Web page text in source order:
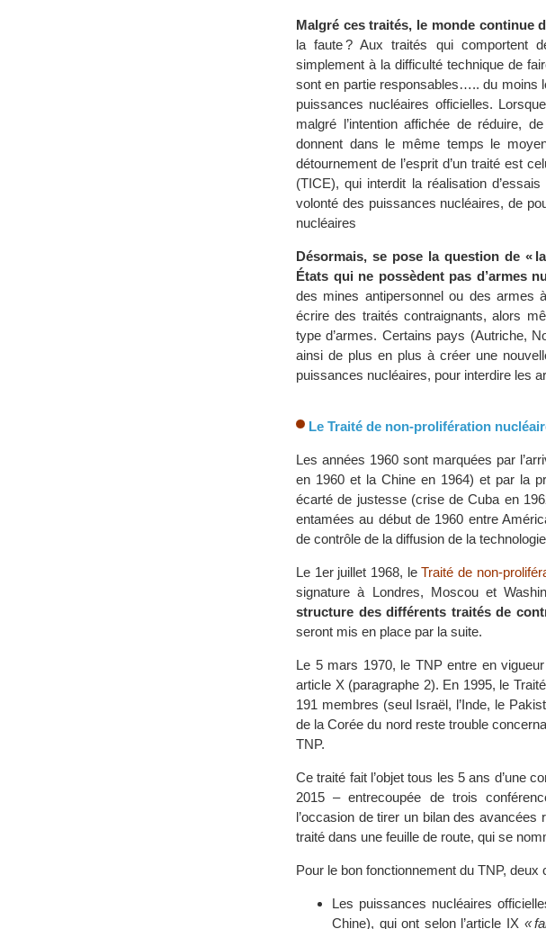
Malgré ces traités, le monde continue
la faute ? Aux traités qui comportent
simplement à la difficulté technique de
sont en partie responsables….. du moins
puissances nucléaires officielles.
malgré l’intention affichée de réduire,
donnent dans le même temps le
détournement de l’esprit d’un traité est
(TICE), qui interdit la réalisation
volonté des puissances nucléaires, de
nucléaires
Désormais, se pose la question de «
États qui ne possèdent pas d’armes
des mines antipersonnel ou des armes
écrire des traités contraignants, alors
type d’armes. Certains pays (Autriche,
ainsi de plus en plus à créer une
puissances nucléaires, pour interdire les
Le Traité de non-prolifération
Les années 1960 sont marquées par
en 1960 et la Chine en 1964) et par la
écarté de justesse (crise de Cuba en
entamées au début de 1960 entre
de contrôle de la diffusion de la
Le 1er juillet 1968, leTraité de non-
signature à Londres, Moscou et
structure des différents traités de
seront mis en place par la suite.
Le 5 mars 1970, le TNP entre en
article X (paragraphe 2). En 1995, le
191 membres (seul Israël, l’Inde, le
de la Corée du nord reste trouble
TNP.
Ce traité fait l’objet tous les 5 ans d’une
2015 – entrecoupée de trois
l’occasion de tirer un bilan des
traité dans une feuille de route, qui se
Pour le bon fonctionnement du TNP, deux
Les puissances nucléaires
Chine), qui ont selon l’article IX «